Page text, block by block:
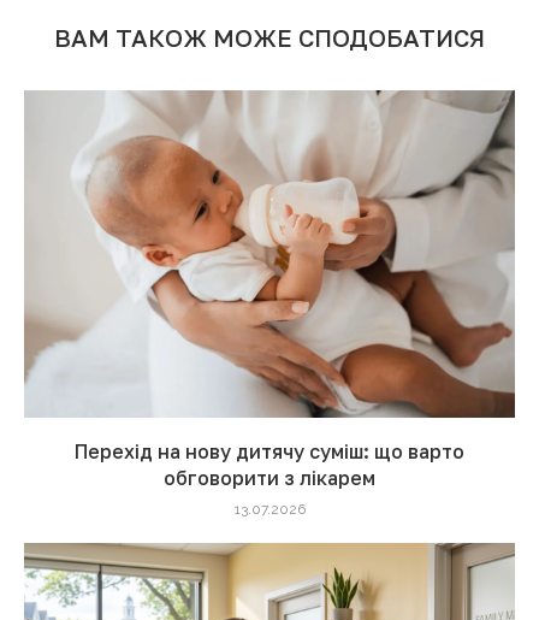
ВАМ ТАКОЖ МОЖЕ СПОДОБАТИСЯ
Перехід на нову дитячу суміш: що варто
обговорити з лікарем
13.07.2026